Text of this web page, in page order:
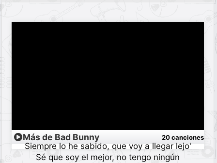
Siempre lo he sabido, que voy a llegar lejo'
Sé que soy el mejor, no tengo ningún
Más de Bad Bunny 20 canciones